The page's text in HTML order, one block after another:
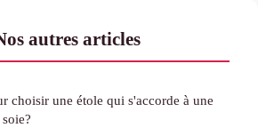
autres articles
choisir une étole qui s'accorde à une